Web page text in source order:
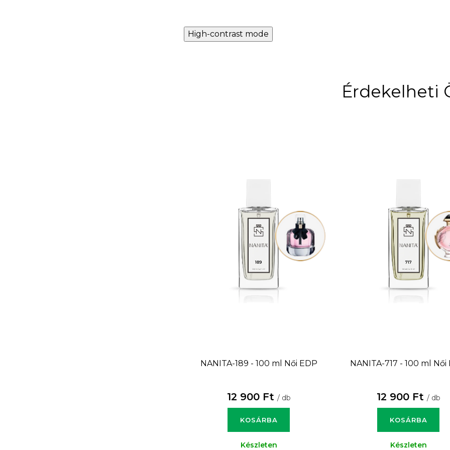
High-contrast mode
Érdekelheti
NANITA-189 - 100 ml Női EDP
12 900 Ft / db
KOSÁRBA
Készleten
NANITA-717 - 100 ml Női
12 900 Ft / db
KOSÁRBA
Készleten